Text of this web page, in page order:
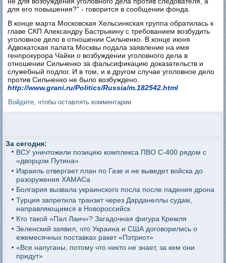
для его повышения?" - говорится в сообщении фонда.
В конце марта Московская Хельсинкская группа обратилась к
главе СКП Александру Бастрыкину с требованием возбудить
уголовное дело в отношении Сильченко. В конце июня
Адвокатская палата Москвы подала заявление на имя
генпрокурора Чайки о возбуждении уголовного дела в
отношении Сильченко за фальсификацию доказательств и
служебный подлог. И в том, и в другом случае уголовное дело
против Сильченко не было возбуждено.
http://www.grani.ru/Politics/Russia/m.182542.html
Войдите , чтобы оставлять комментарии
За сегодня:
ВСУ уничтожили позицию комплекса ПВО С-400 рядом с
«дворцом Путина»
Израиль отвергает план по Газе и не выведет войска до
разоружения ХАМАСа
Болгария вызвала украинского посла после падения дрона
Турция запретила транзит через Дарданеллы судам,
направляющимся в Новороссийск
Кто такой «Пал Лаич»? Загадочная фигура Кремля
Зеленский заявил, что Украина и США договорились о
ежемесячных поставках ракет «Пэтриот»
«Все напуганы, потому что никто не знает, за кем они
придут»